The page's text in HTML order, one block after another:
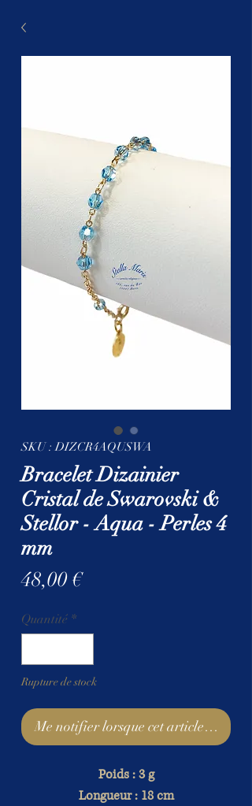
SKU : DIZCR4AQUSWA
Bracelet Dizainier
Cristal de Swarovski &
Stellor - Aqua - Perles 4
mm
48,00 €Prix
Quantité *
Rupture de stock
Me notifier lorsque cet article est
Poids : 3 g
Longueur : 18 cm